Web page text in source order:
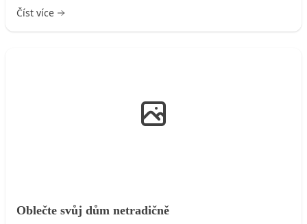
Číst více
Oblečte svůj dům netradičně